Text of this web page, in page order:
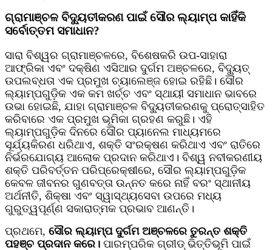
ଗ୍ରାମାଞ୍ଚଳ ବିଦ୍ୟୁତୀକରଣ ପାଇଁ ସୌର ଲ୍ୟାମ୍ପ କାହିଁକି
ସର୍ବୋତ୍ତମ ସମାଧାନ?
ସାରା ବିଶ୍ୱର ଗ୍ରାମାଞ୍ଚଳରେ, ବିଶେଷକରି ଉପ-ସାହାରା
ଆଫ୍ରିକା ଏବଂ ଦକ୍ଷିଣ ଏସିଆର ଦୁର୍ଗମ ଅଞ୍ଚଳରେ, ବିଦ୍ୟୁତ୍
ଉପଲବ୍ଧତା ଏକ ପ୍ରମୁଖ ଚ୍ୟାଲେଞ୍ଜ ହୋଇ ରହିଛି। ସୌର
ଲ୍ୟାମ୍ପଗୁଡ଼ିକ ଏକ କମ ଖର୍ଚ୍ଚ ଏବଂ ସ୍ଥାୟୀ ସମାଧାନ ଭାବରେ
ଉଭା ହୋଇଛି, ଯାହା ଗ୍ରାମାଞ୍ଚଳ ବିଦ୍ୟୁତୀକରଣକୁ ପ୍ରୋତ୍ସାହିତ
କରିବାରେ ଏକ ପ୍ରମୁଖ ଭୂମିକା ଗ୍ରହଣ କରୁଛି। ଏହି
ଲ୍ୟାମ୍ପଗୁଡ଼ିକ ଦିନରେ ସୌର ପ୍ୟାନେଲ ମାଧ୍ୟମରେ
ସୂର୍ଯ୍ୟକିରଣ ଧରିଥାଏ, ଶକ୍ତି ସଂରକ୍ଷଣ କରିଥାଏ ଏବଂ ରାତିରେ
ନିର୍ଭରଯୋଗ୍ୟ ଆଲୋକ ପ୍ରଦାନ କରିଥାଏ। ବିଶ୍ୱ ନବୀକରଣୀୟ
ଶକ୍ତି ପରିବର୍ତ୍ତନ ପରିପ୍ରେକ୍ଷୀରେ, ସୌର ଲ୍ୟାମ୍ପଗୁଡ଼ିକ
କେବଳ ଜୀବନର ଗୁଣବତ୍ତା ଉନ୍ନତ କରେ ନାହିଁ ବରଂ ସ୍ଥାନୀୟ
ଅର୍ଥନୀତି, ଶିକ୍ଷା ଏବଂ ସ୍ୱାସ୍ଥ୍ୟସେବା ଉପରେ ମଧ୍ୟ
ଗୁରୁତ୍ୱପୂର୍ଣ୍ଣ ସକାରାତ୍ମକ ପ୍ରଭାବ ଆଣନ୍ତି।
ପ୍ରଥମେ, ସୌର ଲ୍ୟାମ୍ପ ଦୁର୍ଗମ ଅଞ୍ଚଳରେ ତୁରନ୍ତ ଶକ୍ତି
ପହଞ୍ଚ ପ୍ରଦାନ କରେ। ପାରମ୍ପରିକ ଗ୍ରୀଡ୍ ଭିତ୍ତିଭୂମି ପାଇଁ